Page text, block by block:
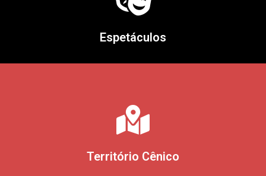
Espetáculos
Território Cênico